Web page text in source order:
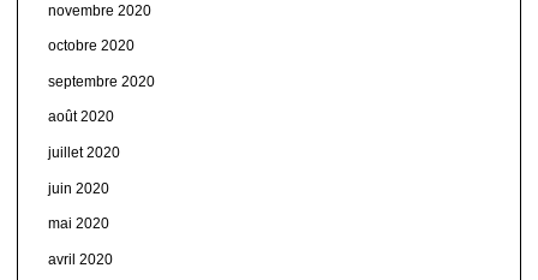
novembre 2020
octobre 2020
septembre 2020
août 2020
juillet 2020
juin 2020
mai 2020
avril 2020